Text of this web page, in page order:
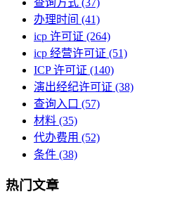
办理时间 (41)
icp 许可证 (264)
icp 经营许可证 (51)
ICP 许可证 (140)
演出经纪许可证 (38)
查询入口 (57)
材料 (35)
代办费用 (52)
条件 (38)
热门文章